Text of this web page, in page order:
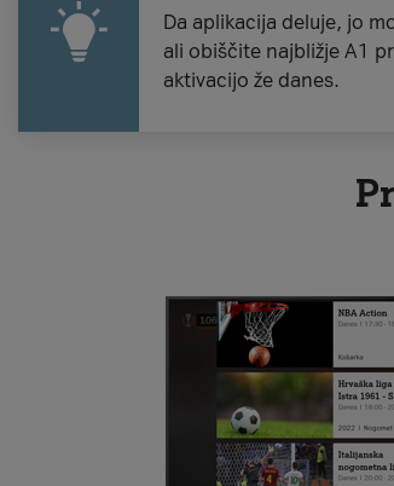
Da aplikacija deluje, jo
ali obiščite najbližje A1
aktivacijo že danes.